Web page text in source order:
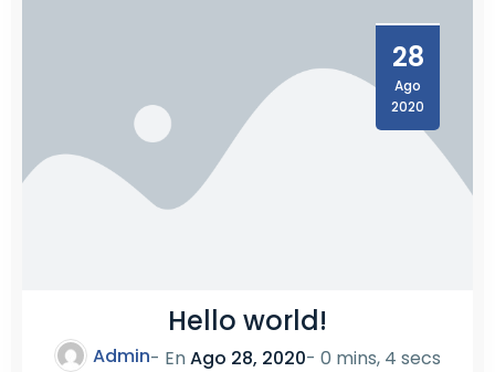
28
Ago
2020
Hello world!
Admin- EnAgo 28, 2020- 0 mins, 4 secs